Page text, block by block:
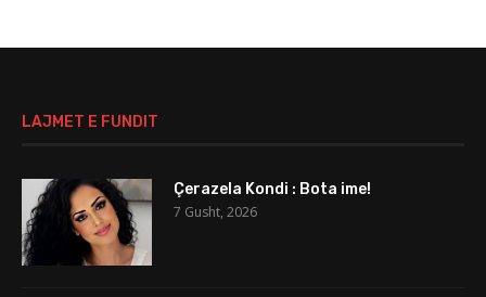
LAJMET E FUNDIT
Çerazela Kondi : Bota ime!
7 Gusht, 2026